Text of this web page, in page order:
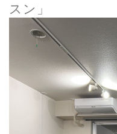
スン」